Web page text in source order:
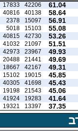
61.04
42206
17833
58.64
40138
40816
56.91
15097
2378
55.08
15103
5018
53.26
42730
40815
51.51
21097
41032
49.93
23967
42973
49.69
21441
20488
49.31
42167
18667
45.85
19015
15102
45.43
41698
40305
45.06
21543
19198
41.64
19283
41924
37.35
13397
19321